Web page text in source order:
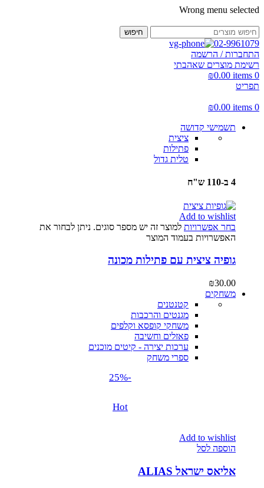
Wrong menu selected
חיפוש
02-9961079
התחברות / הרשמה
רשימת מוצרים שאהבתי
0
items
₪0.00
תפריט
0
items
₪0.00
תשמישי קדושה
ציצית
פתילות
טלית גדול
4 ב-110 ש"ח
Add to wishlist
בחר אפשרויות למוצר זה יש מספר סוגים. ניתן לבחור את
האפשרויות בעמוד המוצר
גופיה ציצית עם פתילות מכונה
₪30.00
משחקים
קטנטנים
מגנטים והרכבות
משחקי קופסא וקלפים
פאזלים וחשיבה
ערכות יצירה - קיטים מוכנים
ספרי משחק
-25%
Hot
Add to wishlist
הוספה לסל
אליאס ישראל ALIAS